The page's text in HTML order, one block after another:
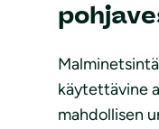
käytettävine
mahdollisen